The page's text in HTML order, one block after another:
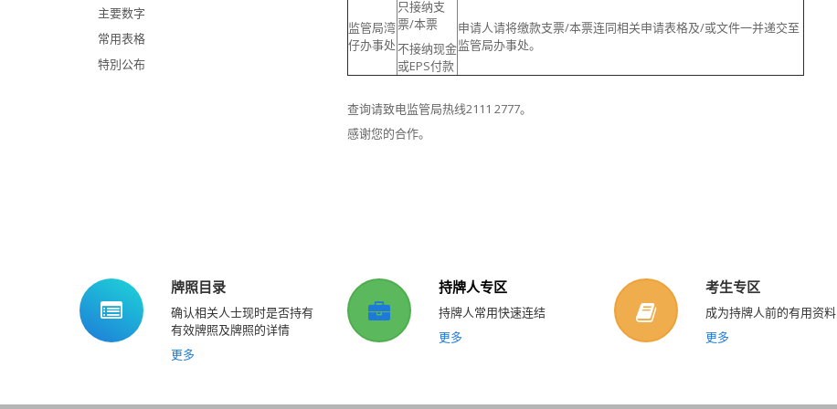
主要数字
常用表格
特別公布
监管局湾
仔办事处
只接纳支
票/本票
不接纳现金
或EPS付款
申请人请将缴款支票/本票连同相关申请表格及/或文件一并递交至
监管局办事处。
查询请致电监管局热线2111 2777。
感谢您的合作。
牌照目录
确认相关人士现时是否持有
有效牌照及牌照的详情
更多
持牌人专区
持牌人常用快速连结
更多
考生专区
成为持牌人前的有用资料
更多